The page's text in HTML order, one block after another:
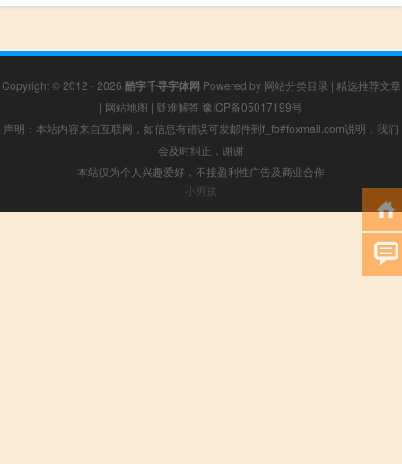
Copyright © 2012 - 2026 酷字千寻字体网 Powered by 网站分类目录 | 精选推荐文章
| 网站地图 | 疑难解答 豫ICP备05017199号
声明：本站内容来自互联网，如信息有错误可发邮件到f_fb#foxmail.com说明，我们
会及时纠正，谢谢
本站仅为个人兴趣爱好，不接盈利性广告及商业合作
小男孩